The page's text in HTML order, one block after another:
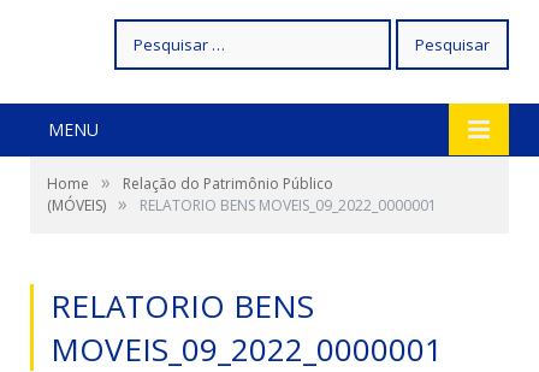
por:
MENU
Home »
Relação do Patrimônio Público
(MÓVEIS) » RELATORIO BENS MOVEIS_09_2022_0000001
RELATORIO BENS
MOVEIS_09_2022_0000001